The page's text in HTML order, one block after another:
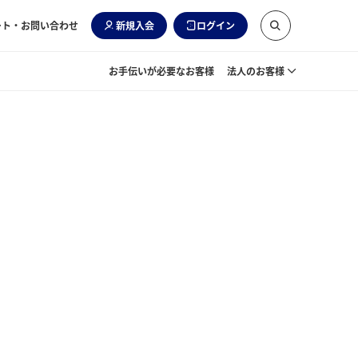
・お問い合わせ 新規入会 ログイン
お手伝いが必要なお客様 法人のお客様